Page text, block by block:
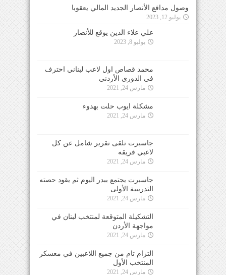
وصول مدافع الأنصار الجديد المالي يعقوبا
يوليو 12, 2023
علي علاء الدين يوقع للأنصار
يوليو 8, 2023
محمد قصاص اول لاعب لبناني احترف
في الدوري الأردني
مارس 24, 2021
مشكلة ايوب حلت بهدوء
مارس 24, 2021
جاسبرت تلقى تقرير شامل عن كل
لاعبي فريقه
مارس 24, 2021
جاسبرت يجتمع ببدر اليوم ثم يقود حصته
التدريبية الأولى
مارس 24, 2021
التشكيلة المتوقعة لمنتخب لبنان في
مواجهة الأردن
مارس 24, 2021
التزام تام من جميع اللاعبين في معسكر
المنتخب الأول
مارس 24, 2021